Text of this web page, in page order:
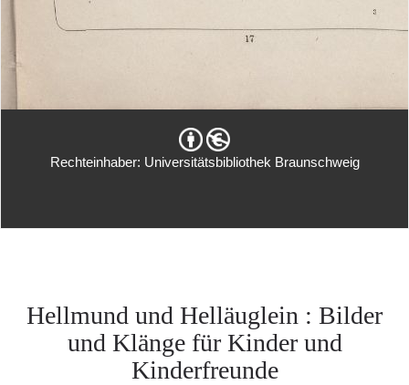
Rechteinhaber: Universitätsbibliothek Braunschweig
Hellmund und Helläuglein : Bilder
und Klänge für Kinder und
Kinderfreunde